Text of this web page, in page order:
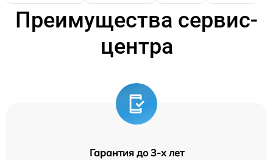
Преимущества сервис-
центра
Гарантия до 3-х лет